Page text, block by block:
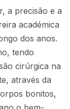
a precisão e a
académica
dos anos.
tendo
cirúrgica na
através da
bonitos,